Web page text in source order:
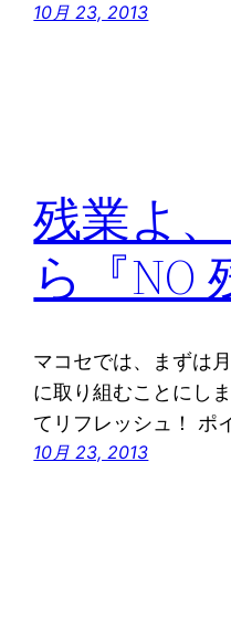
10月 23, 2013
残業よ
ら『NO
マコセでは、まずは
に取り組むことにし
てリフレッシュ！ ポ
10月 23, 2013